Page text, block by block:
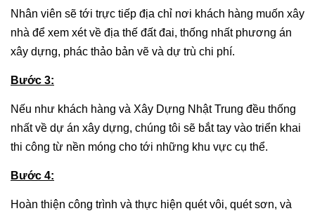
Nhân viên sẽ tới trực tiếp địa chỉ nơi khách hàng muốn xây
nhà để xem xét về địa thế đất đai, thống nhất phương án
xây dựng, phác thảo bản vẽ và dự trù chi phí.
Bước 3:
Nếu như khách hàng và Xây Dựng Nhật Trung đều thống
nhất về dự án xây dựng, chúng tôi sẽ bắt tay vào triển khai
thi công từ nền móng cho tới những khu vực cụ thể.
Bước 4:
Hoàn thiện công trình và thực hiện quét vôi, quét sơn, và